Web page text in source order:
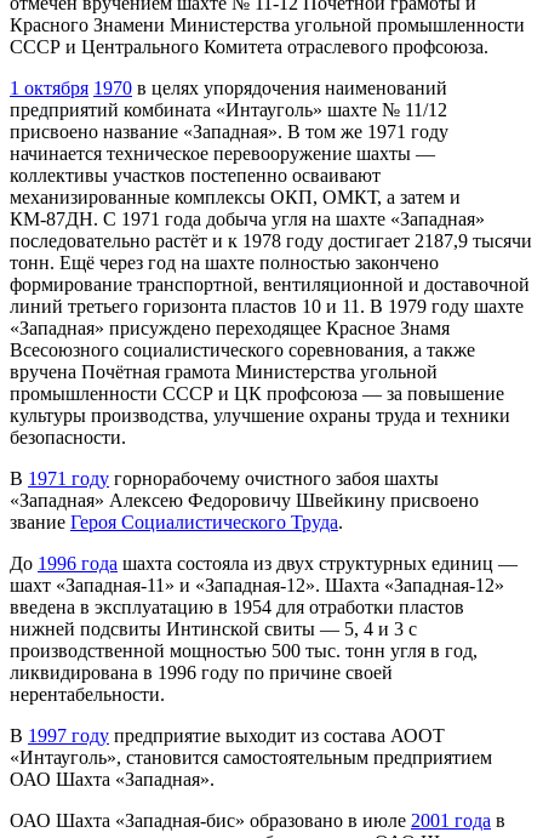
Красного Знамени Министерства угольной промышленности
СССР и Центрального Комитета отраслевого профсоюза.
1 октября 1970 в целях упорядочения наименований
предприятий комбината «Интауголь» шахте № 11/12
присвоено название «Западная». В том же 1971 году
начинается техническое перевооружение шахты —
коллективы участков постепенно осваивают
механизированные комплексы ОКП, ОМКТ, а затем и
КМ‑87ДН. С 1971 года добыча угля на шахте «Западная»
последовательно растёт и к 1978 году достигает 2187,9 тысячи
тонн. Ещё через год на шахте полностью закончено
формирование транспортной, вентиляционной и доставочной
линий третьего горизонта пластов 10 и 11. В 1979 году шахте
«Западная» присуждено переходящее Красное Знамя
Всесоюзного социалистического соревнования, а также
вручена Почётная грамота Министерства угольной
промышленности СССР и ЦК профсоюза — за повышение
культуры производства, улучшение охраны труда и техники
безопасности.
В 1971 году горнорабочему очистного забоя шахты
«Западная» Алексею Федоровичу Швейкину присвоено
звание Героя Социалистического Труда.
До 1996 года шахта состояла из двух структурных единиц —
шахт «Западная-11» и «Западная-12». Шахта «Западная-12»
введена в эксплуатацию в 1954 для отработки пластов
нижней подсвиты Интинской свиты — 5, 4 и 3 с
производственной мощностью 500 тыс. тонн угля в год,
ликвидирована в 1996 году по причине своей
нерентабельности.
В 1997 году предприятие выходит из состава АООТ
«Интауголь», становится самостоятельным предприятием
ОАО Шахта «Западная».
ОАО Шахта «Западная-бис» образовано в июле 2001 года в